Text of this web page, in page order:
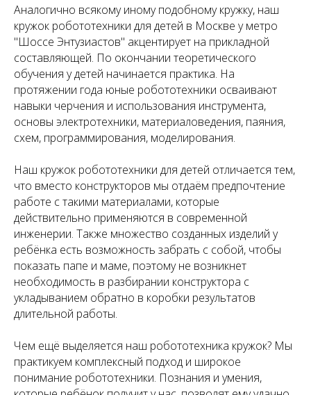
Аналогично всякому иному подобному кружку, наш
кружок робототехники для детей в Москве у метро
"Шоссе Энтузиастов" акцентирует на прикладной
составляющей. По окончании теоретического
обучения у детей начинается практика. На
протяжении года юные робототехники осваивают
навыки черчения и использования инструмента,
основы электротехники, материаловедения, паяния,
схем, программирования, моделирования.
Наш кружок робототехники для детей отличается тем,
что вместо конструкторов мы отдаём предпочтение
работе с такими материалами, которые
действительно применяются в современной
инженерии. Также множество созданных изделий у
ребёнка есть возможность забрать с собой, чтобы
показать папе и маме, поэтому не возникнет
необходимость в разбирании конструктора с
укладыванием обратно в коробки результатов
длительной работы.
Чем ещё выделяется наш робототехника кружок? Мы
практикуем комплексный подход и широкое
понимание робототехники. Познания и умения,